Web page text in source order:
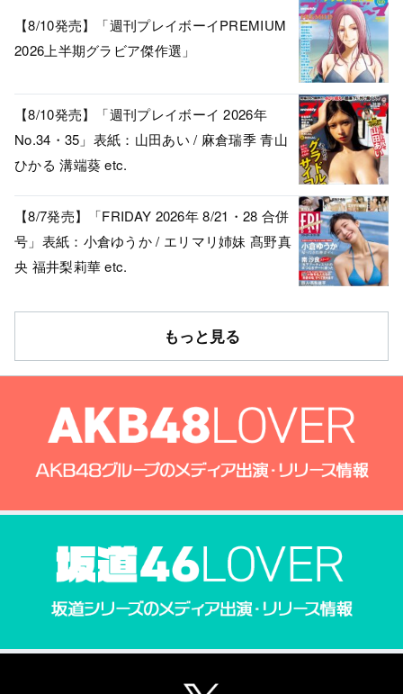
【8/10発売】「週刊プレイボーイPREMIUM
2026上半期グラビア傑作選」
【8/10発売】「週刊プレイボーイ 2026年
No.34・35」表紙：山田あい / 麻倉瑞季 青山
ひかる 溝端葵 etc.
【8/7発売】「FRIDAY 2026年 8/21・28 合併
号」表紙：小倉ゆうか / エリマリ姉妹 髙野真
央 福井梨莉華 etc.
もっと見る